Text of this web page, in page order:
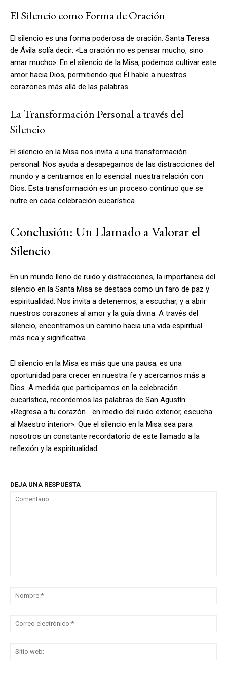
El Silencio como Forma de Oración
El silencio es una forma poderosa de oración. Santa Teresa
de Ávila solía decir: «La oración no es pensar mucho, sino
amar mucho». En el silencio de la Misa, podemos cultivar este
amor hacia Dios, permitiendo que Él hable a nuestros
corazones más allá de las palabras.
La Transformación Personal a través del
Silencio
El silencio en la Misa nos invita a una transformación
personal. Nos ayuda a desapegarnos de las distracciones del
mundo y a centrarnos en lo esencial: nuestra relación con
Dios. Esta transformación es un proceso continuo que se
nutre en cada celebración eucarística.
Conclusión: Un Llamado a Valorar el
Silencio
En un mundo lleno de ruido y distracciones, la importancia del
silencio en la Santa Misa se destaca como un faro de paz y
espiritualidad. Nos invita a detenernos, a escuchar, y a abrir
nuestros corazones al amor y la guía divina. A través del
silencio, encontramos un camino hacia una vida espiritual
más rica y significativa.
El silencio en la Misa es más que una pausa; es una
oportunidad para crecer en nuestra fe y acercarnos más a
Dios. A medida que participamos en la celebración
eucarística, recordemos las palabras de San Agustín:
«Regresa a tu corazón… en medio del ruido exterior, escucha
al Maestro interior». Que el silencio en la Misa sea para
nosotros un constante recordatorio de este llamado a la
reflexión y la espiritualidad.
DEJA UNA RESPUESTA